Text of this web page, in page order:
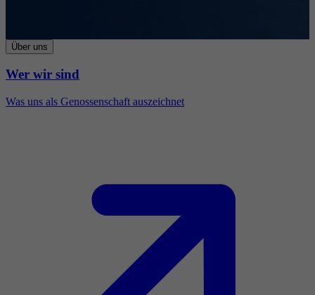
Über uns
Wer wir sind
Was uns als Genossenschaft auszeichnet